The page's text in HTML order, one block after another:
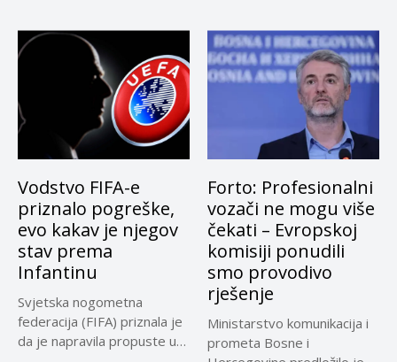
Vodstvo FIFA-e
priznalo pogreške,
evo kakav je njegov
stav prema
Infantinu
Svjetska nogometna
federacija (FIFA) priznala je
da je napravila propuste u
Forto: Profesionalni
vozači ne mogu više
čekati – Evropskoj
komisiji ponudili
smo provodivo
rješenje
Ministarstvo komunikacija i
prometa Bosne i